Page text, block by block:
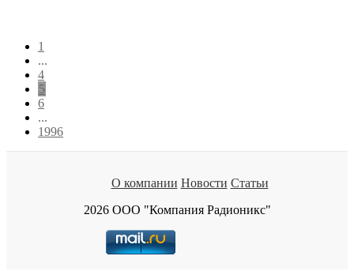
1
...
4
5
6
...
1996
О компании Новости Статьи
2026 ООО "Компания Радионикс"